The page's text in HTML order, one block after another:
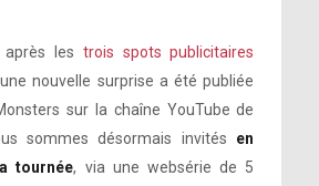
après les trois spots publicitaires
une nouvelle surprise a été publiée
sur la chaîne YouTube de
sommes désormais invités en
tournée, via une websérie de 5